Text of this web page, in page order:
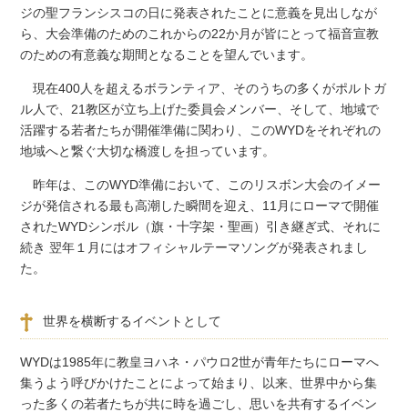
ジの聖フランシスコの日に発表されたことに意義を見出しなが
ら、大会準備のためのこれからの22か月が皆にとって福音宣教
のための有意義な期間となることを望んでいます。
現在400人を超えるボランティア、そのうちの多くがポルトガ
ル人で、21教区が立ち上げた委員会メンバー、そして、地域で
活躍する若者たちが開催準備に関わり、このWYDをそれぞれの
地域へと繋ぐ大切な橋渡しを担っています。
昨年は、このWYD準備において、このリスボン大会のイメー
ジが発信される最も高潮した瞬間を迎え、11月にローマで開催
されたWYDシンボル（旗・十字架・聖画）引き継ぎ式、それに
続き 翌年１月にはオフィシャルテーマソングが発表されまし
た。
世界を横断するイベントとして
WYDは1985年に教皇ヨハネ・パウロ2世が青年たちにローマへ
集うよう呼びかけたことによって始まり、以来、世界中から集
った多くの若者たちが共に時を過ごし、思いを共有するイベン